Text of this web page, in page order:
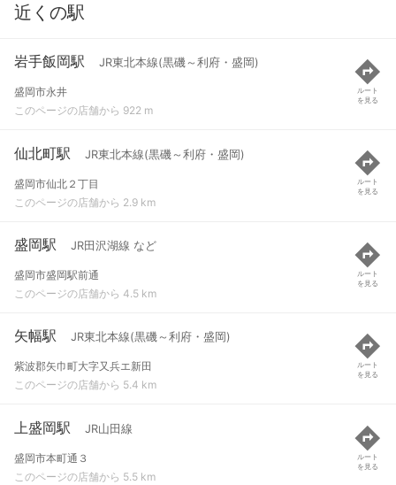
近くの駅
岩手飯岡駅 JR東北本線(黒磯～利府・盛岡)
盛岡市永井
このページの店舗から 922 m
ルート
を見る
仙北町駅 JR東北本線(黒磯～利府・盛岡)
盛岡市仙北２丁目
このページの店舗から 2.9 km
ルート
を見る
盛岡駅 JR田沢湖線 など
盛岡市盛岡駅前通
このページの店舗から 4.5 km
ルート
を見る
矢幅駅 JR東北本線(黒磯～利府・盛岡)
紫波郡矢巾町大字又兵エ新田
このページの店舗から 5.4 km
ルート
を見る
上盛岡駅 JR山田線
盛岡市本町通３
このページの店舗から 5.5 km
ルート
を見る